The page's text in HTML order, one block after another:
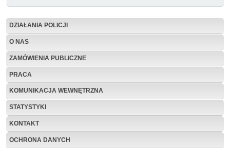
DZIAŁANIA POLICJI
O NAS
ZAMÓWIENIA PUBLICZNE
PRACA
KOMUNIKACJA WEWNĘTRZNA
STATYSTYKI
KONTAKT
OCHRONA DANYCH